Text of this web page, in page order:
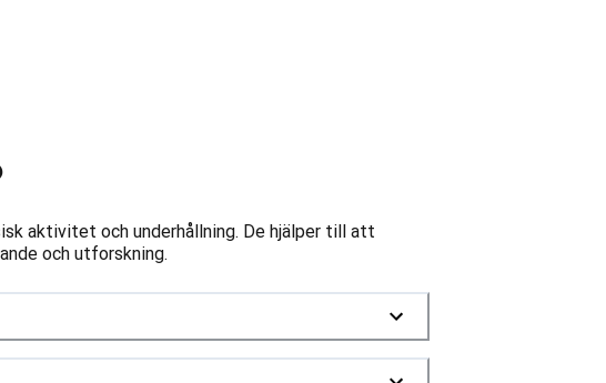
aktivitet och underhållning. De hjälper till att
och utforskning.